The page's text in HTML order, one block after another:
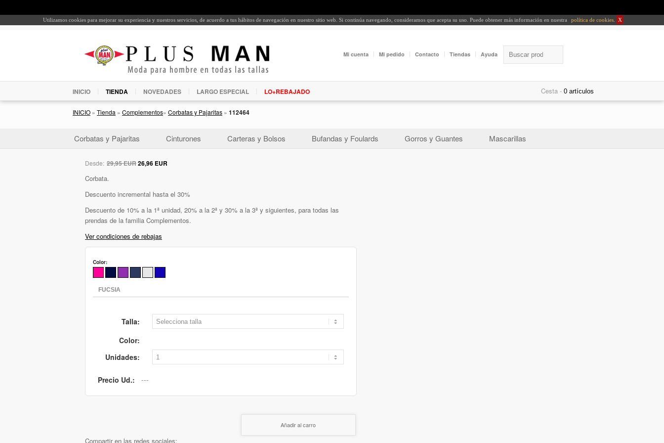
Utilizamos cookies para mejorar su experiencia y nuestros servicios, de acuerdo a tus hábitos de navegación en nuestro sitio web. Si continúa navegando, consideramos que acepta su uso. Puede obtener más información en nuestra política de cookies X
Mi cuenta Mi pedido Contacto Tiendas Ayuda
INICIO TIENDA NOVEDADES LARGO ESPECIAL LO+REBAJADO Cesta -
INICIO » Tienda » Complementos» Corbatas y Pajaritas » 112464
Corbatas y Pajaritas Cinturones Carteras y Bolsos Bufandas y Foulards Gorros y Guantes Mascarillas
Desde: 29,95 EUR26,96 EUR
Corbata.
Descuento incremental hasta el 30%
Descuento de 10% a la 1ª unidad, 20% a la 2ª y 30% a la 3ª y siguientes, para todas las
prendas de la familia Complementos.
Ver condiciones de rebajas
Color:
Talla:
Color:
Unidades:
Precio Ud.:
Añadir al carro
Compartir en las redes sociales: